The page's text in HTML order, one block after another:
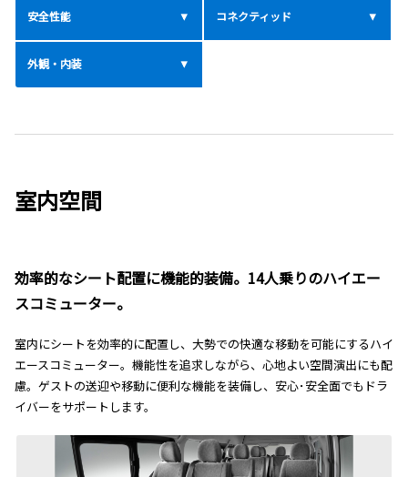
安全性能 コネクティッド
外観・内装
室内空間
効率的なシート配置に機能的装備。14人乗りのハイエー
スコミューター。
室内にシートを効率的に配置し、大勢での快適な移動を可能にするハイ
エースコミューター。機能性を追求しながら、心地よい空間演出にも配
慮。ゲストの送迎や移動に便利な機能を装備し、安心･安全面でもドラ
イバーをサポートします。